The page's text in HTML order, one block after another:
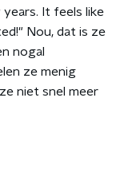
It feels like
Nou, dat is ze
nogal
ze menig
niet snel meer